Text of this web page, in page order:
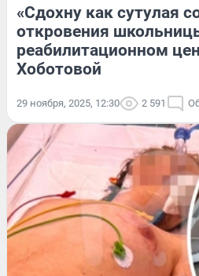
«Сдохну как сутулая
откровения
реабилитационном
Хоботовой
29 ноября, 2025, 12:30 2 591